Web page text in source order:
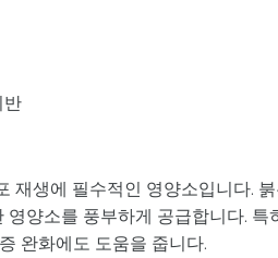
반
재생에 필수적인 영양소입니다.
양소를 풍부하게 공급합니다.
완화에도 도움을 줍니다.